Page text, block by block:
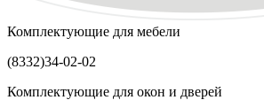
Комплектующие для мебели
(8332)34-02-02
Комплектующие для окон и дверей